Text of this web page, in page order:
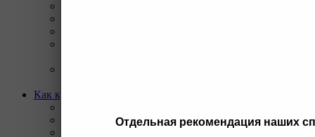
Отдельная рекомендация наших
Как купить
Как купить